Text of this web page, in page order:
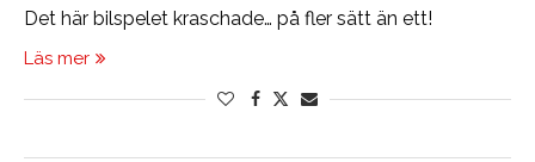
Det här bilspelet kraschade… på fler sätt än ett!
Läs mer